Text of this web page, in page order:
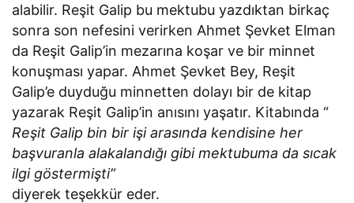
alabilir. Reşit Galip bu mektubu yazdıktan birkaç
sonra son nefesini verirken Ahmet Şevket Elman
da Reşit Galip’in mezarına koşar ve bir minnet
konuşması yapar. Ahmet Şevket Bey, Reşit
Galip’e duyduğu minnetten dolayı bir de kitap
yazarak Reşit Galip’in anısını yaşatır. Kitabında “
Reşit Galip bin bir işi arasında kendisine her
başvuranla alakalandığı gibi mektubuma da sıcak
ilgi göstermişti”
diyerek teşekkür eder.